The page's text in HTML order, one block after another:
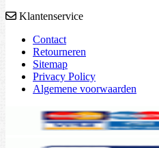
Klantenservice
Contact
Retourneren
Sitemap
Privacy Policy
Algemene voorwaarden